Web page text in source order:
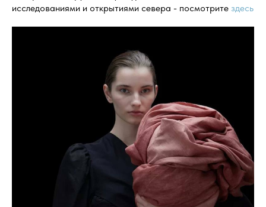
исследованиями и открытиями севера - посмотрите здесь